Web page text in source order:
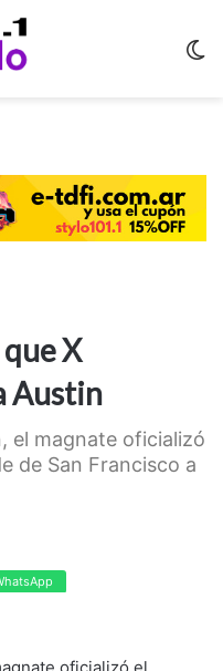
X
Austin
el magnate oficializó
de San Francisco a